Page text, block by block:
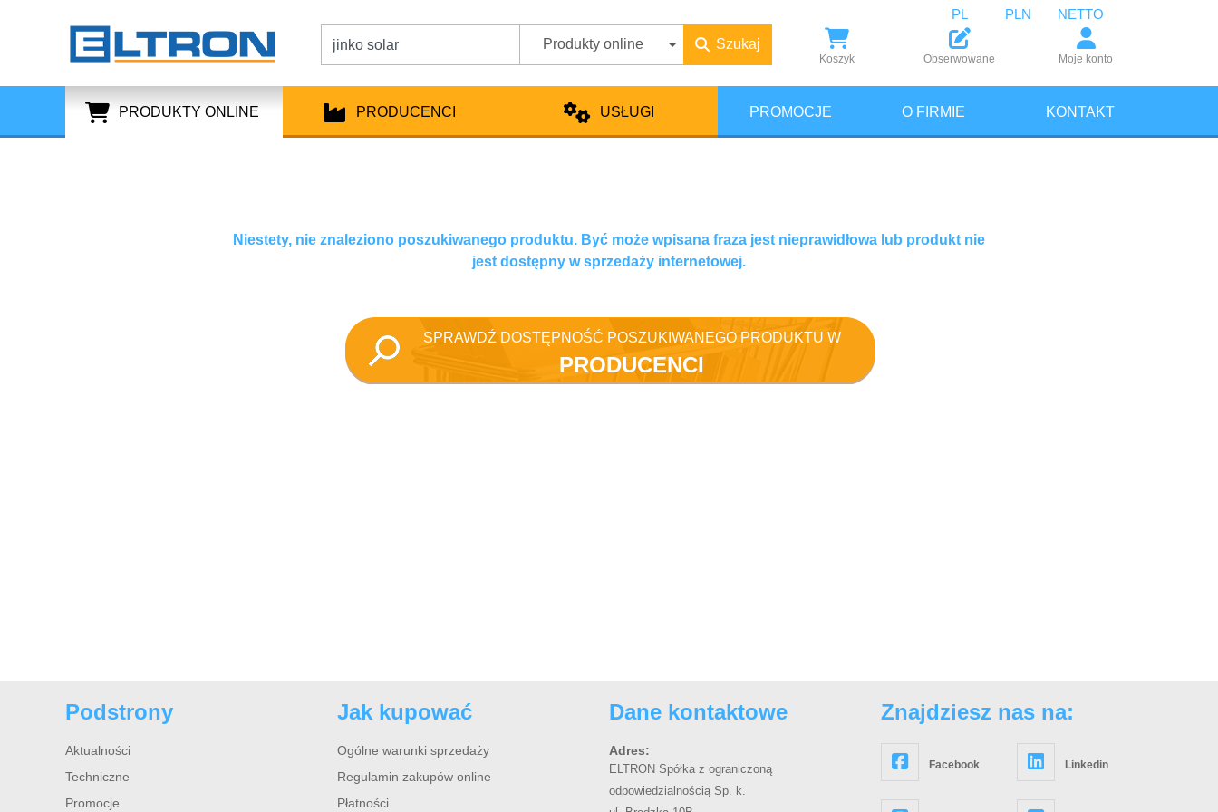
Produkty online Szukaj
Koszyk Obserwowane Moje konto
PL PLN NETTO
PRODUKTY ONLINE PRODUCENCI USŁUGI PROMOCJE O FIRMIE KONTAKT
Niestety, nie znaleziono poszukiwanego produktu. Być może wpisana fraza jest nieprawidłowa lub produkt nie
jest dostępny w sprzedaży internetowej.
SPRAWDŹ DOSTĘPNOŚĆ POSZUKIWANEGO PRODUKTU W
PRODUCENCI
Podstrony
Aktualności
Techniczne
Promocje
Jak kupować
Ogólne warunki sprzedaży
Regulamin zakupów online
Płatności
Dane kontaktowe
Adres:
ELTRON Spółka z ograniczoną
odpowiedzialnością Sp. k.
Znajdziesz nas na:
Facebook Linkedin